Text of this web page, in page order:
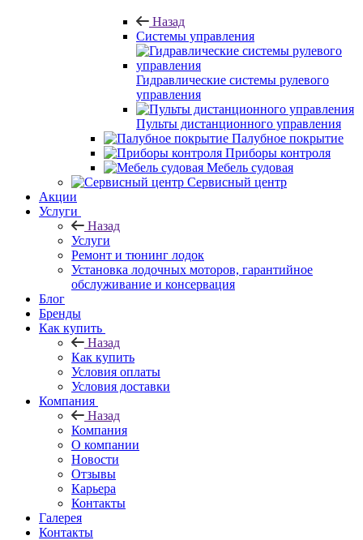
Назад
Системы управления
Гидравлические системы рулевого
управления
Пульты дистанционного управления
Палубное покрытие
Приборы контроля
Мебель судовая
Сервисный центр
Акции
Услуги
Назад
Услуги
Ремонт и тюнинг лодок
Установка лодочных моторов, гарантийное
обслуживание и консервация
Блог
Бренды
Как купить
Назад
Как купить
Условия оплаты
Условия доставки
Компания
Назад
Компания
О компании
Новости
Отзывы
Карьера
Контакты
Галерея
Контакты